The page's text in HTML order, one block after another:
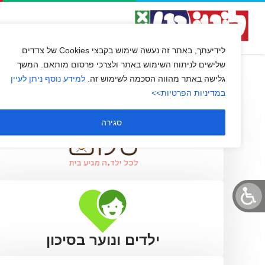
לידיעתך, באתר זה נעשה שימוש בקבצי Cookies של צדדים
שלישים לניתוח השימוש באתר ולצרכי פרסום מותאם. המשך
גלישה באתר מהווה הסכמה לשימוש זה. למידע נוסף ניתן לעיין
במדיניות הפרטיות>>
סגירה
אור שלום
ילדים ונוער בסיכון